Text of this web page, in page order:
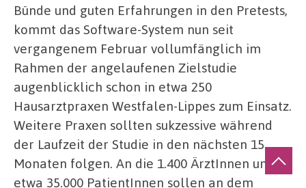
Bünde und guten Erfahrungen in den Pretests,
kommt das Software-System nun seit
vergangenem Februar vollumfänglich im
Rahmen der angelaufenen Zielstudie
augenblicklich schon in etwa 250
Hausarztpraxen Westfalen-Lippes zum Einsatz.
Weitere Praxen sollten sukzessive während
der Laufzeit der Studie in den nächsten 15
Monaten folgen. An die 1.400 ÄrztInnen und
etwa 35.000 PatientInnen sollen an dem